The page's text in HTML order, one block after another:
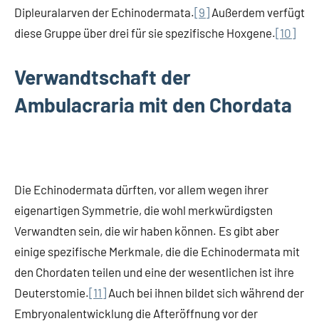
Dipleuralarven der Echinodermata.[9] Außerdem verfügt
diese Gruppe über drei für sie spezifische Hoxgene.[10]
Verwandtschaft der
Ambulacraria mit den Chordata
Die Echinodermata dürften, vor allem wegen ihrer
eigenartigen Symmetrie, die wohl merkwürdigsten
Verwandten sein, die wir haben können. Es gibt aber
einige spezifische Merkmale, die die Echinodermata mit
den Chordaten teilen und eine der wesentlichen ist ihre
Deuterstomie.[11] Auch bei ihnen bildet sich während der
Embryonalentwicklung die Afteröffnung vor der